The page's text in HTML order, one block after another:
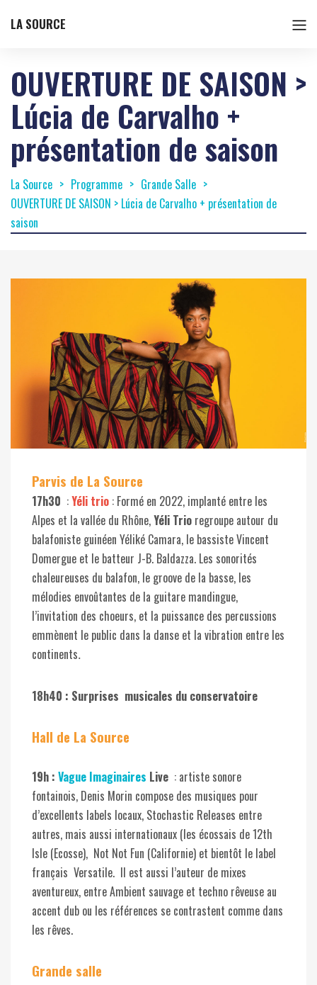
LA SOURCE
OUVERTURE DE SAISON >
Lúcia de Carvalho +
présentation de saison
La Source Programme
Grande Salle
OUVERTURE DE SAISON > Lúcia de Carvalho + présentation de
saison
Parvis de La Source
17h30 :Yéli trio : Formé en 2022, implanté entre les
Alpes et la vallée du Rhône,Yéli Trio regroupe autour du
balafoniste guinéen Yéliké Camara, le bassiste Vincent
Domergue et le batteur J-B. Baldazza. Les sonorités
chaleureuses du balafon, le groove de la basse, les
mélodies envoûtantes de la guitare mandingue,
l’invitation des choeurs, et la puissance des percussions
emmènent le public dans la danse et la vibration entre les
continents.
18h40 : Surprises musicales du conservatoire
Hall de La Source
19h : Vague Imaginaires Live : artiste sonore
fontainois, Denis Morin compose des musiques pour
d’excellents labels locaux, Stochastic Releases entre
autres, mais aussi internationaux (les écossais de 12th
Isle (Ecosse), Not Not Fun (Californie) et bientôt le label
français Versatile. Il est aussi l’auteur de mixes
aventureux, entre Ambient sauvage et techno rêveuse au
accent dub ou les références se contrastent comme dans
les rêves.
Grande salle